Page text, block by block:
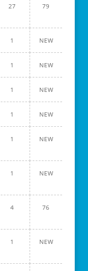
27 79
1 NEW
1 NEW
1 NEW
1 NEW
1 NEW
1 NEW
4 76
1 NEW